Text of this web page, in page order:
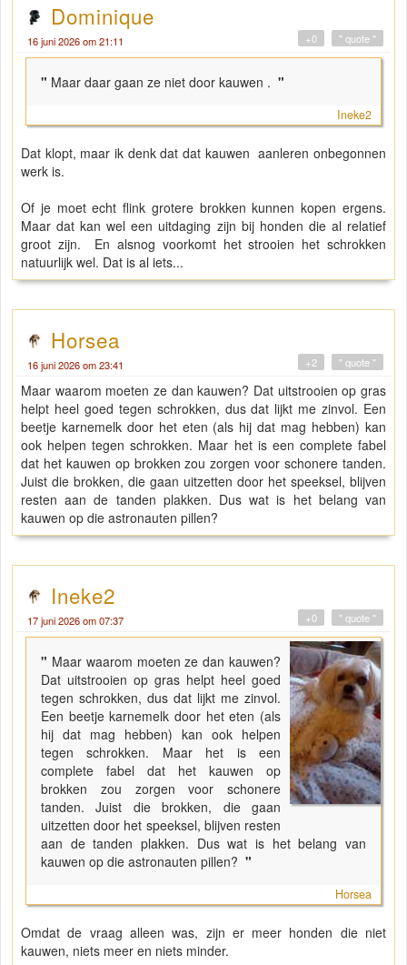
Dominique
16 juni 2026 om 21:11 " quote "
+0
" Maar daar gaan ze niet door kauwen . "
Ineke2
Dat klopt, maar ik denk dat dat kauwen aanleren onbegonnen
werk is.
Of je moet echt flink grotere brokken kunnen kopen ergens.
Maar dat kan wel een uitdaging zijn bij honden die al relatief
groot zijn. En alsnog voorkomt het strooien het schrokken
natuurlijk wel. Dat is al iets...
Horsea
16 juni 2026 om 23:41 " quote "
+2
Maar waarom moeten ze dan kauwen? Dat uitstrooien op gras
helpt heel goed tegen schrokken, dus dat lijkt me zinvol. Een
beetje karnemelk door het eten (als hij dat mag hebben) kan
ook helpen tegen schrokken. Maar het is een complete fabel
dat het kauwen op brokken zou zorgen voor schonere tanden.
Juist die brokken, die gaan uitzetten door het speeksel, blijven
resten aan de tanden plakken. Dus wat is het belang van
kauwen op die astronauten pillen?
Ineke2
17 juni 2026 om 07:37 " quote "
+0
" Maar waarom moeten ze dan kauwen?
Dat uitstrooien op gras helpt heel goed
tegen schrokken, dus dat lijkt me zinvol.
Een beetje karnemelk door het eten (als
hij dat mag hebben) kan ook helpen
tegen schrokken. Maar het is een
complete fabel dat het kauwen op
brokken zou zorgen voor schonere
tanden. Juist die brokken, die gaan
uitzetten door het speeksel, blijven resten
aan de tanden plakken. Dus wat is het belang van
kauwen op die astronauten pillen? "
Horsea
Omdat de vraag alleen was, zijn er meer honden die niet
kauwen, niets meer en niets minder.